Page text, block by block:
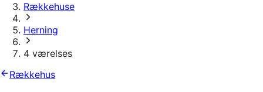
Rækkehuse
Herning
4 værelses
Rækkehus